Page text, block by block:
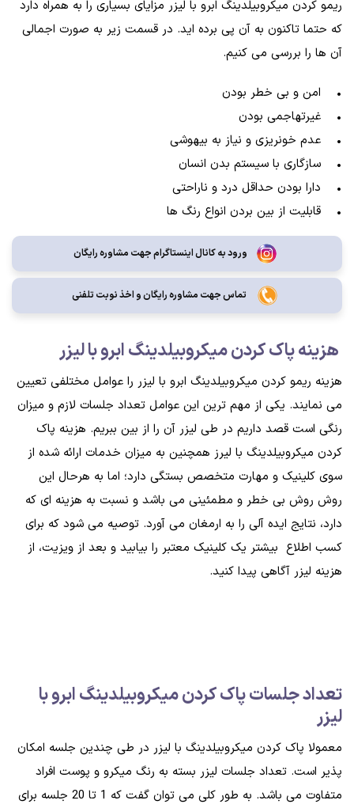
ریمو کردن میکروبیلدینگ ابرو با لیزر مزایای بسیاری را به همراه دارد
که حتما تاکنون به آن پی برده اید. در قسمت زیر به صورت اجمالی
آن ها را بررسی می کنیم.
• امن و بی خطر بودن
• غیرتهاجمی بودن
• عدم خونریزی و نیاز به بیهوشی
• سازگاری با سیستم بدن انسان
• دارا بودن حداقل درد و ناراحتی
• قابلیت از بین بردن انواع رنگ ها
ورود به کانال اینستاگرام جهت مشاوره رایگان
تماس جهت مشاوره رايگان و اخذ نوبت تلفنی
هزینه پاک کردن میکروبیلدینگ ابرو با لیزر
هزینه ریمو کردن میکروبیلدینگ ابرو با لیزر را عوامل مختلفی تعیین
می نمایند. یکی از مهم ترین این عوامل تعداد جلسات لازم و میزان
رنگی است قصد داریم در طی لیزر آن را از بین ببریم. هزینه پاک
کردن میکروبیلدینگ با لیرز همچنین به میزان خدمات ارائه شده از
سوی کلینیک و مهارت متخصص بستگی دارد؛ اما به هرحال این
روش روش بی خطر و مطمئینی می باشد و نسبت به هزینه ای که
دارد، نتایج ایده آلی را به ارمغان می آورد. توصیه می شود که برای
کسب اطلاع بیشتر یک کلینیک معتبر را بیابید و بعد از ویزیت، از
هزینه لیزر آگاهی پیدا کنید.
تعداد جلسات پاک کردن میکروبیلدینگ ابرو با
لیزر
معمولا پاک کردن میکروبیلدینگ با لیزر در طی چندین جلسه امکان
پذیر است. تعداد جلسات لیزر بسته به رنگ میکرو و پوست افراد
متفاوت می باشد. به طور کلی می توان گفت که 1 تا 20 جلسه برای